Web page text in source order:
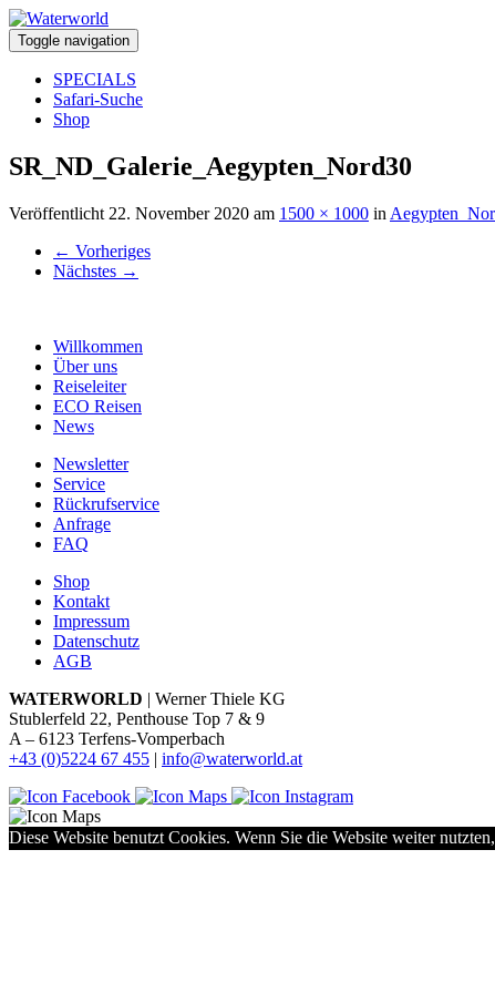
Toggle navigation
SPECIALS
Safari-Suche
Shop
SR_ND_Galerie_Aegypten_Nord30
Veröffentlicht 22. November 2020 am 1500 × 1000 in
← Vorheriges
Nächstes →
Willkommen
Über uns
Reiseleiter
ECO Reisen
News
Newsletter
Service
Rückrufservice
Anfrage
FAQ
Shop
Kontakt
Impressum
Datenschutz
AGB
WATERWORLD | Werner Thiele KG
Stublerfeld 22, Penthouse Top 7 & 9
A – 6123 Terfens-Vomperbach
+43 (0)5224 67 455 | info@waterworld.at
Diese Website benutzt Cookies. Wenn Sie die Website weiter